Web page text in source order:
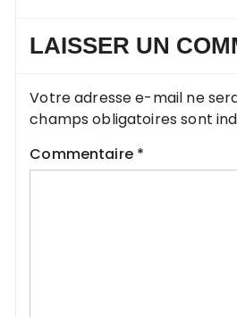
LAISSER UN
Votre adresse e-mail ne
champs obligatoires sont
Commentaire *